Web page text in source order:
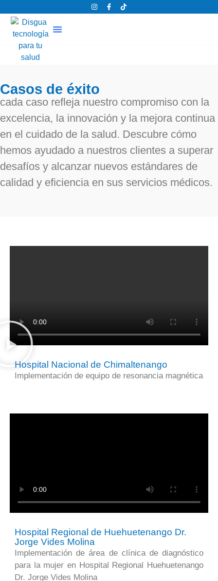
Casos de éxito
cada caso refleja nuestro compromiso con la
excelencia, la innovación y la mejora continua
en el cuidado de la salud. Descubre cómo
hemos ayudado a nuestros clientes a superar
desafíos y alcanzar nuevos estándares de
calidad y eficiencia en sus servicios médicos.
Hospital Nacional de Chimaltenango
Implementación de equipo de resonancia magnética
Hospital Regional de Huehuetenango Dr.
Jorge Vides Molina
Implementación de área de clínica de diagnóstico
para la mujer en Hospital Regional Huehuetenango
Dr. Jorge Vides Molina